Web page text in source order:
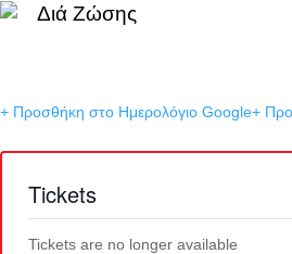
Διά Ζώσης
+ Προσθήκη στο Ημερολόγιο Google+
Tickets
Tickets are no longer available